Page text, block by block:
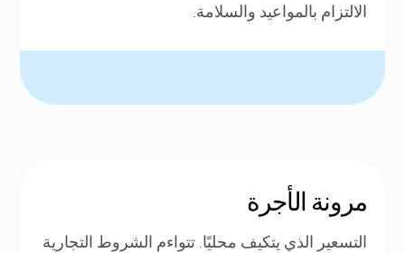
الالتزام بالمواعيد والسلامة.
مرونة الأجرة
التسعير الذي يتكيف محليًا. تتواءم الشروط التجارية